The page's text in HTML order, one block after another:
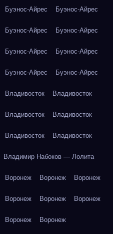
Буэнос-Айрес Буэнос-Айрес
Буэнос-Айрес Буэнос-Айрес
Буэнос-Айрес Буэнос-Айрес
Буэнос-Айрес Буэнос-Айрес
Владивосток Владивосток
Владивосток Владивосток
Владивосток Владивосток
Владимир Набоков — Лолита
Воронеж Воронеж Воронеж
Воронеж Воронеж Воронеж
Воронеж Воронеж